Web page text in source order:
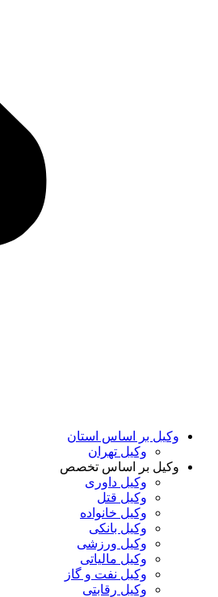
وکیل بر اساس استان
وکیل تهران
وکیل بر اساس تخصص
وکیل داوری
وکیل قتل
وکیل خانواده
وکیل بانکی
وکیل ورزشی
وکیل مالیاتی
وکیل نفت و گاز
وکیل رقابتی